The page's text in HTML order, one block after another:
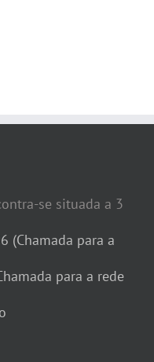
se situada a 3
(Chamada para a
para a rede